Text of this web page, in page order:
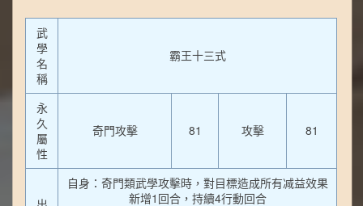
武
學
名
稱
霸王十三式
永
久
屬
性
奇門攻擊 81 攻擊 81
自身：奇門類武學攻擊時，對目標造成所有减益效果
新增1回合，持續4行動回合